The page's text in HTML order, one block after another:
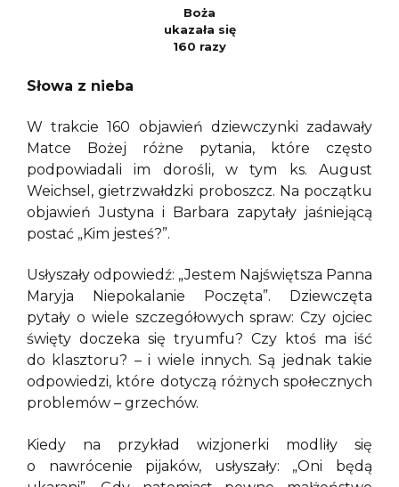
Boża
ukazała się
160 razy
Słowa z nieba
W trakcie 160 objawień dziewczynki zadawały
Matce Bożej różne pytania, które często
podpowiadali im dorośli, w tym ks. August
Weichsel, gietrzwałdzki proboszcz. Na początku
objawień Justyna i Barbara zapytały jaśniejącą
postać „Kim jesteś?”.
Usłyszały odpowiedź: „Jestem Najświętsza Panna
Maryja Niepokalanie Poczęta”. Dziewczęta
pytały o wiele szczegółowych spraw: Czy ojciec
święty doczeka się tryumfu? Czy ktoś ma iść
do klasztoru? – i wiele innych. Są jednak takie
odpowiedzi, które dotyczą różnych społecznych
problemów – grzechów.
Kiedy na przykład wizjonerki modliły się
o nawrócenie pijaków, usłyszały: „Oni będą